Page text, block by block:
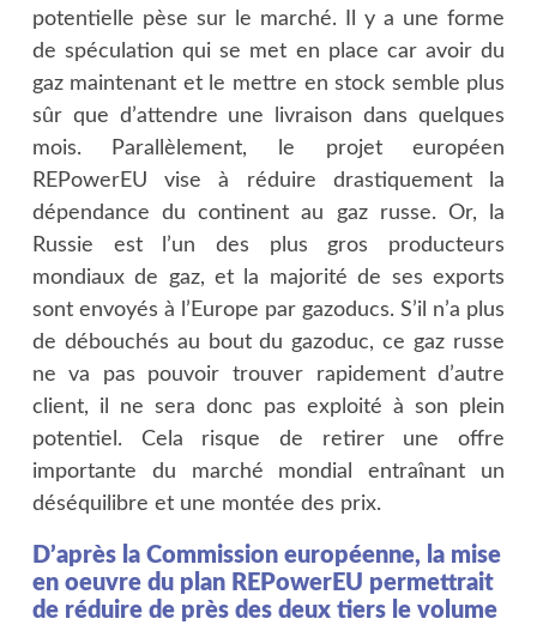
potentielle pèse sur le marché. Il y a une forme
de spéculation qui se met en place car avoir du
gaz maintenant et le mettre en stock semble plus
sûr que d’attendre une livraison dans quelques
mois. Parallèlement, le projet européen
REPowerEU vise à réduire drastiquement la
dépendance du continent au gaz russe. Or, la
Russie est l’un des plus gros producteurs
mondiaux de gaz, et la majorité de ses exports
sont envoyés à l’Europe par gazoducs. S’il n’a plus
de débouchés au bout du gazoduc, ce gaz russe
ne va pas pouvoir trouver rapidement d’autre
client, il ne sera donc pas exploité à son plein
potentiel. Cela risque de retirer une offre
importante du marché mondial entraînant un
déséquilibre et une montée des prix.
D’après la Commission européenne, la mise
en oeuvre du plan REPowerEU permettrait
de réduire de près des deux tiers le volume